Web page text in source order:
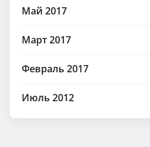
Май 2017
Март 2017
Февраль 2017
Июль 2012